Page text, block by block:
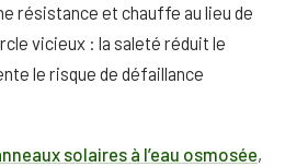
résistance et chauffe au lieu de
vicieux : la saleté réduit le
le risque de défaillance
solaires à l’eau osmosée,